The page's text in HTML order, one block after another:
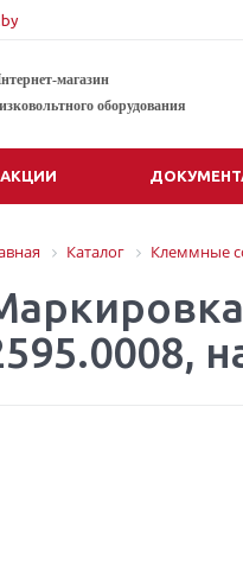
магазин
оборудования
АКЦИИ
Каталог Клеммные